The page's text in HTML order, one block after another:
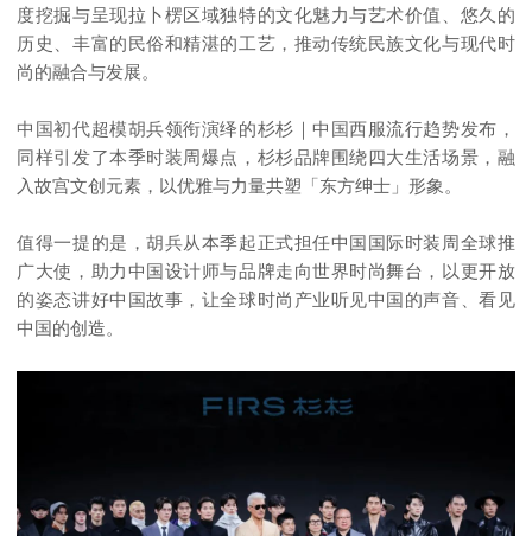
度挖掘与呈现拉卜楞区域独特的文化魅力与艺术价值、悠久的
历史、丰富的民俗和精湛的工艺，推动传统民族文化与现代时
尚的融合与发展。
中国初代超模胡兵领衔演绎的杉杉｜中国西服流行趋势发布，
同样引发了本季时装周爆点，杉杉品牌围绕四大生活场景，融
入故宫文创元素，以优雅与力量共塑「东方绅士」形象。
值得一提的是，胡兵从本季起正式担任中国国际时装周全球推
广大使，助力中国设计师与品牌走向世界时尚舞台，以更开放
的姿态讲好中国故事，让全球时尚产业听见中国的声音、看见
中国的创造。